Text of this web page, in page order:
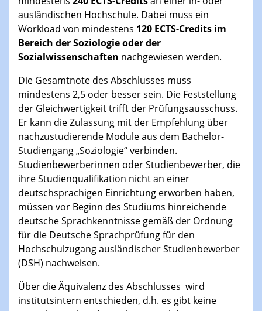
ausländischen Hochschule. Dabei muss ein
Workload von mindestens 120 ECTS-Credits im
Bereich der Soziologie oder der
Sozialwissenschaften nachgewiesen werden.
Die Gesamtnote des Abschlusses muss
mindestens 2,5 oder besser sein. Die Feststellung
der Gleichwertigkeit trifft der Prüfungsausschuss.
Er kann die Zulassung mit der Empfehlung über
nachzustudierende Module aus dem Bachelor-
Studiengang „Soziologie“ verbinden.
Studienbewerberinnen oder Studienbewerber, die
ihre Studienqualifikation nicht an einer
deutschsprachigen Einrichtung erworben haben,
müssen vor Beginn des Studiums hinreichende
deutsche Sprachkenntnisse gemäß der Ordnung
für die Deutsche Sprachprüfung für den
Hochschulzugang ausländischer Studienbewerber
(DSH) nachweisen.
Über die Äquivalenz des Abschlusses wird
institutsintern entschieden, d.h. es gibt keine